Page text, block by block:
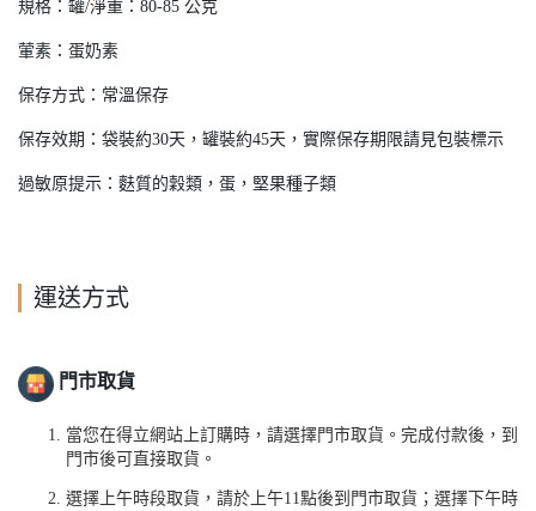
規格：罐/淨重：80-85 公克
葷素：蛋奶素
保存方式：常溫保存
保存效期：袋裝約30天，罐裝約45天，實際保存期限請見包裝標示
過敏原提示：麩質的穀類，蛋，堅果種子類
運送方式
門市取貨
當您在得立網站上訂購時，請選擇門市取貨。完成付款後，到
門市後可直接取貨。
選擇上午時段取貨，請於上午11點後到門市取貨； 選擇下午時